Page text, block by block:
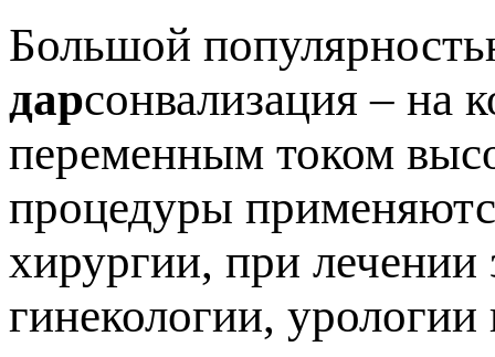
Большой
дарсонвализация – на
переменным током
процедуры
хирургии, при лечении
гинекологии, урологии